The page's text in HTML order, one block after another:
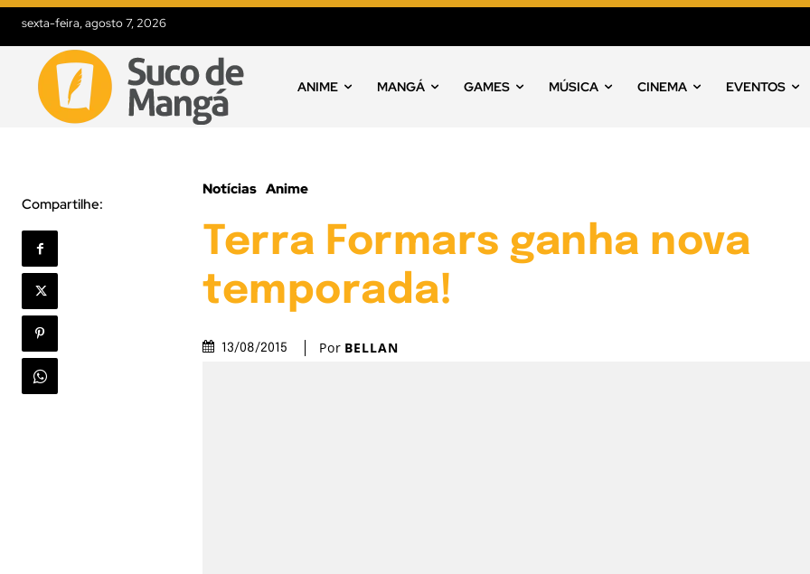
sexta-feira, agosto 7, 2026
ANIME MANGÁ GAMES MÚSICA CINEMA EVENTOS
Compartilhe:
Notícias Anime
Terra Formars ganha nova
temporada!
13/08/2015 Por BELLAN